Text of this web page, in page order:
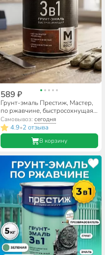
589 ₽
Грунт-эмаль Престиж, Мастер,
по ржавчине, быстросохнущая,
смоляная, шоколадная, 0.9 кг
Самовывоз: сегодня
4.9•2 отзыва
В корзину